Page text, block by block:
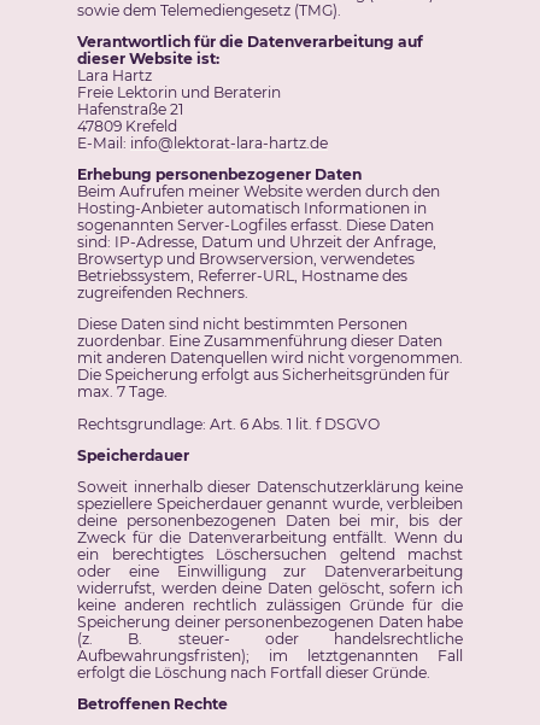
sowie dem Telemediengesetz (TMG).
Verantwortlich für die Datenverarbeitung auf
dieser Website ist:
Lara Hartz
Freie Lektorin und Beraterin
Hafenstraße 21
47809 Krefeld
E-Mail: info@lektorat-lara-hartz.de
Erhebung personenbezogener Daten
Beim Aufrufen meiner Website werden durch den
Hosting-Anbieter automatisch Informationen in
sogenannten Server-Logfiles erfasst. Diese Daten
sind: IP-Adresse, Datum und Uhrzeit der Anfrage,
Browsertyp und Browserversion, verwendetes
Betriebssystem, Referrer-URL, Hostname des
zugreifenden Rechners.
Diese Daten sind nicht bestimmten Personen
zuordenbar. Eine Zusammenführung dieser Daten
mit anderen Datenquellen wird nicht vorgenommen.
Die Speicherung erfolgt aus Sicherheitsgründen für
max. 7 Tage.
Rechtsgrundlage: Art. 6 Abs. 1 lit. f DSGVO
Speicherdauer
Soweit innerhalb dieser Datenschutzerklärung keine
speziellere Speicherdauer genannt wurde, verbleiben
deine personenbezogenen Daten bei mir, bis der
Zweck für die Datenverarbeitung entfällt. Wenn du
ein berechtigtes Löschersuchen geltend machst
oder eine Einwilligung zur Datenverarbeitung
widerrufst, werden deine Daten gelöscht, sofern ich
keine anderen rechtlich zulässigen Gründe für die
Speicherung deiner personenbezogenen Daten habe
(z. B. steuer- oder handelsrechtliche
Aufbewahrungsfristen); im letztgenannten Fall
erfolgt die Löschung nach Fortfall dieser Gründe.
Betroffenen Rechte